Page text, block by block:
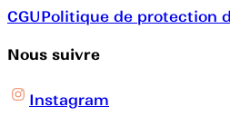
CGUPolitique de protection
Nous suivre
Instagram